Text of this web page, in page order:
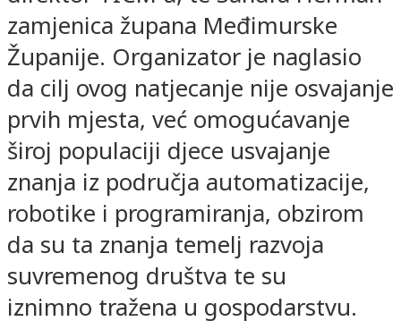
zamjenica župana Međimurske
Županije. Organizator je naglasio
da cilj ovog natjecanje nije osvajanje
prvih mjesta, već omogućavanje
široj populaciji djece usvajanje
znanja iz područja automatizacije,
robotike i programiranja, obzirom
da su ta znanja temelj razvoja
suvremenog društva te su
iznimno tražena u gospodarstvu.